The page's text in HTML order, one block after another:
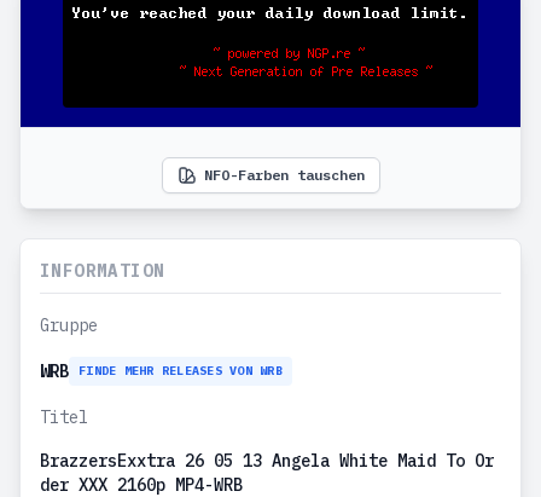
NFO-Farben tauschen
INFORMATION
Gruppe
WRB FINDE MEHR RELEASES VON WRB
Titel
BrazzersExxtra 26 05 13 Angela White Maid To Or
der XXX 2160p MP4-WRB